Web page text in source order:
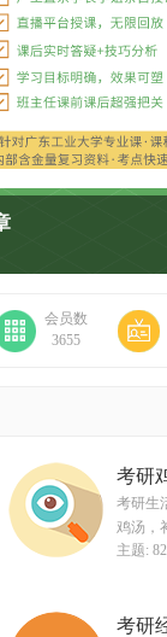
会员数
3655
考研
考研生
鸡汤，
主题:
考研